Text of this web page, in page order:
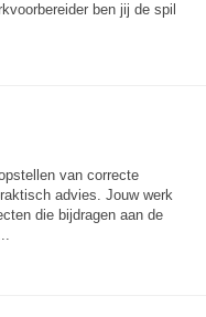
ben jij de spil
van correcte
advies. Jouw werk
die bijdragen aan de